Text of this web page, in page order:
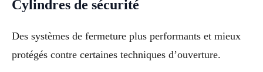
Cylindres de sécurité
Des systèmes de fermeture plus performants et mieux
protégés contre certaines techniques d’ouverture.